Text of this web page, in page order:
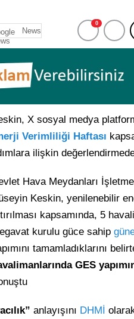
News
0
X sosyal medya
Verimliliği Haftası
ilişkin
Hava Meydanları
Keskin, yenilenebilir
kapsamında, 5
kurulu güce sahip
tamamladıklarını
GES
anlayışını DHMİ